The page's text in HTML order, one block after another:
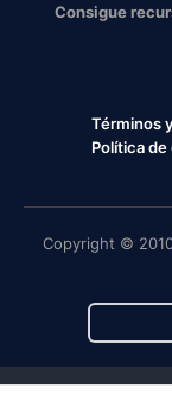
Consigue
Términos
Política
Copyright ©